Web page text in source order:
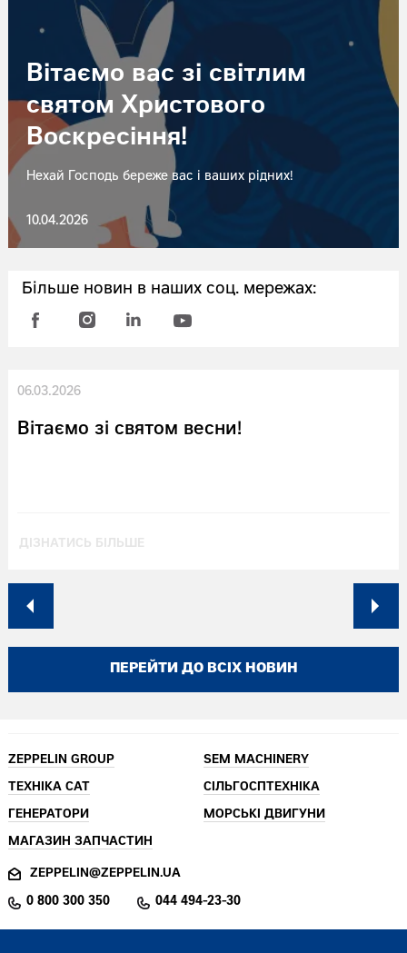
Вітаємо вас зі світлим
святом Христового
Воскресіння!
Нехай Господь береже вас і ваших рідних!
10.04.2026
Більше новин в наших соц. мережах:
06.03.2026
Вітаємо зі святом весни!
ДІЗНАТИСЬ БІЛЬШЕ
ПЕРЕЙТИ ДО ВСІХ НОВИН
ZEPPELIN GROUP SEM MACHINERY
ТЕХНІКА CAT СІЛЬГОСПТЕХНІКА
ГЕНЕРАТОРИ МОРСЬКІ ДВИГУНИ
МАГАЗИН ЗАПЧАСТИН
ZEPPELIN@ZEPPELIN.UA
0 800 300 350 044 494-23-30